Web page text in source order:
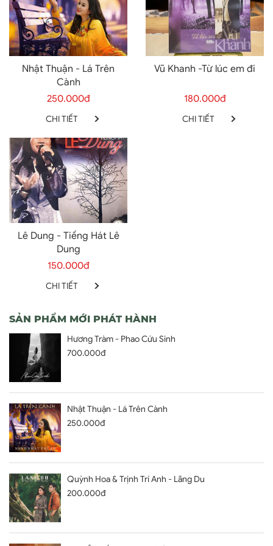
Nhật Thuận - Lá Trên
Cành
250.000đ
CHI TIẾT
Vũ Khanh -Từ lúc em đi
180.000đ
CHI TIẾT
Lê Dung - Tiếng Hát Lê
Dung
150.000đ
CHI TIẾT
SẢN PHẨM MỚI PHÁT HÀNH
Hương Tràm - Phao Cứu Sinh
700.000đ
Nhật Thuận - Lá Trên Cành
250.000đ
Quỳnh Hoa & Trịnh Trí Anh - Lãng Du
200.000đ